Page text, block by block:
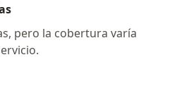
pero la cobertura varía